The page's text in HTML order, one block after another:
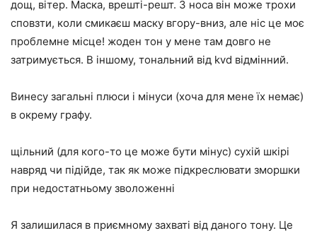
дощ, вітер. Маска, врешті-решт. З носа він може трохи
сповзти, коли смикаєш маску вгору-вниз, але ніс це моє
проблемне місце! жоден тон у мене там довго не
затримується. В іншому, тональний від kvd відмінний.
Винесу загальні плюси і мінуси (хоча для мене їх немає)
в окрему графу.
щільний (для кого-то це може бути мінус) сухій шкірі
навряд чи підійде, так як може підкреслювати зморшки
при недостатньому зволоженні
Я залишилася в приємному захваті від даного тону. Це